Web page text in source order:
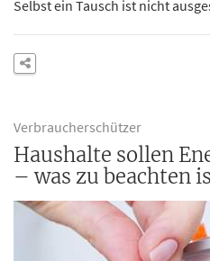
Selbst ein Tausch ist nicht
Verbraucherschützer
Haushalte sollen
– was zu beachten